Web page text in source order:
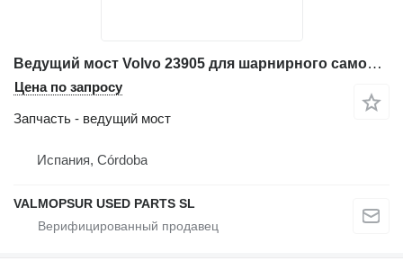
Ведущий мост Volvo 23905 для шарнирного самосвала Volvo A25D; A25E
Цена по запросу
Запчасть - ведущий мост
Испания, Córdoba
VALMOPSUR USED PARTS SL